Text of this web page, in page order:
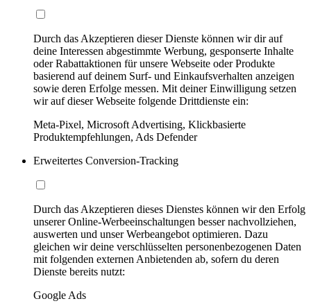
Durch das Akzeptieren dieser Dienste können wir dir auf
deine Interessen abgestimmte Werbung, gesponserte Inhalte
oder Rabattaktionen für unsere Webseite oder Produkte
basierend auf deinem Surf- und Einkaufsverhalten anzeigen
sowie deren Erfolge messen. Mit deiner Einwilligung setzen
wir auf dieser Webseite folgende Drittdienste ein:
Meta-Pixel, Microsoft Advertising, Klickbasierte
Produktempfehlungen, Ads Defender
Erweitertes Conversion-Tracking
Durch das Akzeptieren dieses Dienstes können wir den Erfolg
unserer Online-Werbeeinschaltungen besser nachvollziehen,
auswerten und unser Werbeangebot optimieren. Dazu
gleichen wir deine verschlüsselten personenbezogenen Daten
mit folgenden externen Anbietenden ab, sofern du deren
Dienste bereits nutzt:
Google Ads